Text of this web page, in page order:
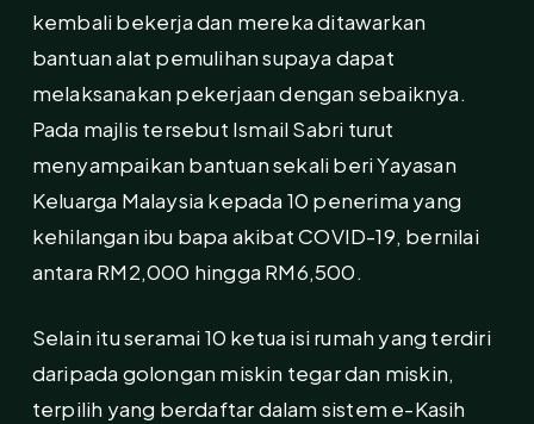
kembali bekerja dan mereka ditawarkan
bantuan alat pemulihan supaya dapat
melaksanakan pekerjaan dengan sebaiknya.
Pada majlis tersebut Ismail Sabri turut
menyampaikan bantuan sekali beri Yayasan
Keluarga Malaysia kepada 10 penerima yang
kehilangan ibu bapa akibat COVID-19, bernilai
antara RM2,000 hingga RM6,500.
Selain itu seramai 10 ketua isi rumah yang terdiri
daripada golongan miskin tegar dan miskin,
terpilih yang berdaftar dalam sistem e-Kasih